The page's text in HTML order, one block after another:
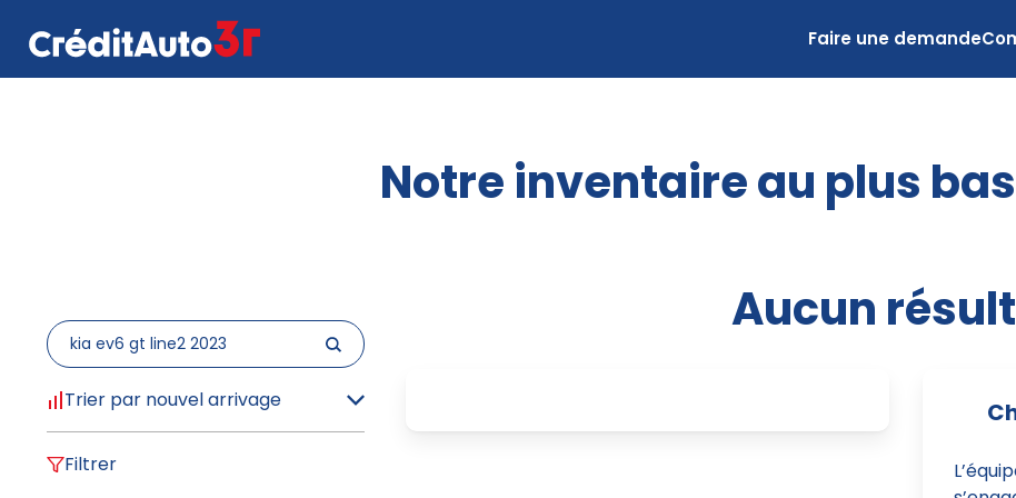
Faire une demande
Notre inventaire au plus
Trier par nouvel arrivage
Filtrer
Aucun